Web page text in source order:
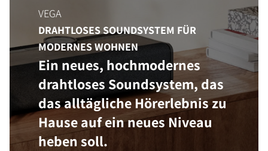
VEGA
DRAHTLOSES SOUNDSYSTEM FÜR
MODERNES WOHNEN
Ein neues, hochmodernes
drahtloses Soundsystem, das
das alltägliche Hörerlebnis zu
Hause auf ein neues Niveau
heben soll.